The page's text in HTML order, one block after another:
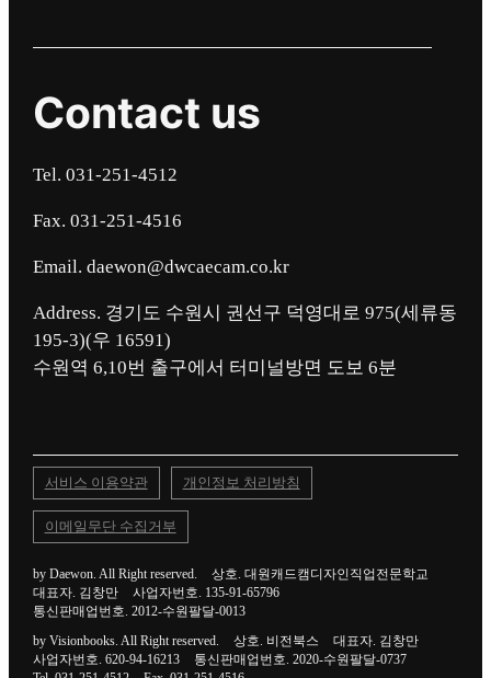
Contact us
Tel. 031-251-4512
Fax. 031-251-4516
Email. daewon@dwcaecam.co.kr
Address. 경기도 수원시 권선구 덕영대로 975(세류동
195-3)(우 16591)
서비스 이용약관 개인정보 처리방침
이메일무단 수집거부
by Daewon. All Right reserved.
상호. 대원캐드캠디자인직업전문학교
대표자. 김창만
사업자번호. 135-91-65796
통신판매업번호. 2012-수원팔달-0013
by Visionbooks. All Right reserved. 상호. 비전북스
대표자. 김창만
사업자번호. 620-94-16213
통신판매업번호. 2020-수원팔달-0737